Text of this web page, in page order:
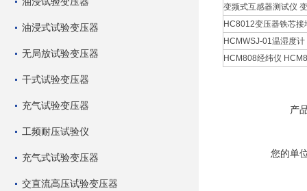
油浸式试验变压器
无局放试验变压器
干式试验变压器
充气试验变压器
工频耐压试验仪
充气式试验变压器
交直流高压试验变压器
变频式互感器测试仪
HC8012变压器铁芯
HCMWSJ-01温湿度
HCM808经纬仪
产
您的单